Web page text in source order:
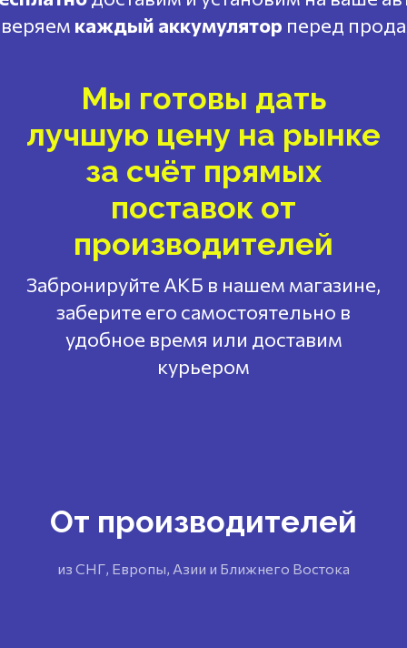
каждый аккумулятор перед
Мы готовы дать
лучшую цену на рынке
за счёт прямых
поставок от
производителей
Забронируйте АКБ в нашем магазине,
заберите его самостоятельно в
удобное время или доставим
курьером
От производителей
из СНГ, Европы, Азии и Ближнего Востока